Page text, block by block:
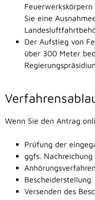
Sie eine
Der Aufstieg von
über 300 Meter
Wenn Sie den Antrag
Prüfung der
ggfs.
Anhörungsverfahren
Bescheiderstellung
Versenden des